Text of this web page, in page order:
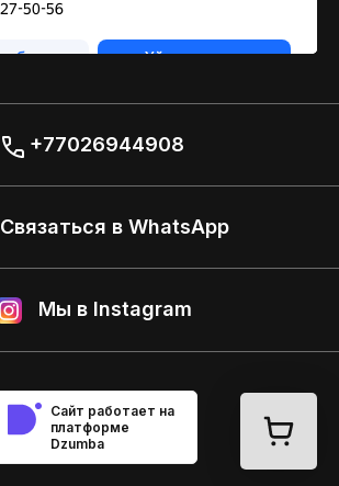
+77026944908
Связаться в WhatsApp
Мы в Instagram
Сайт работает на
платформе
Dzumba